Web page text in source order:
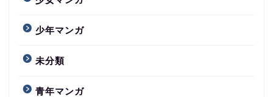
少年マンガ
未分類
青年マンガ